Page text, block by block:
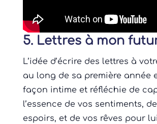
5. Lettres à mon
L’idée d’écrire des lettres à
au long de sa première année
façon intime et réfléchie de
l’essence de vos sentiments,
espoirs, et de vos rêves pour